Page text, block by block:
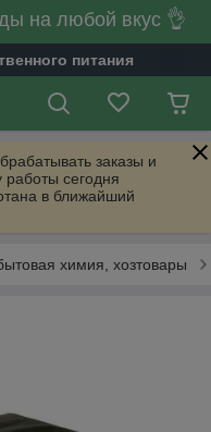
на любой вкус 👌
питания
заказы и
сегодня
в ближайший
химия, хозтовары